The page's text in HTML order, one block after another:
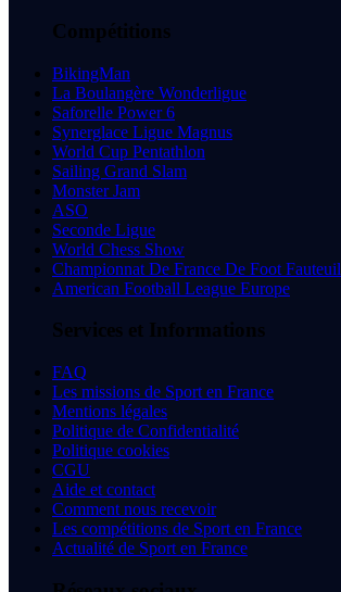
Compétitions
BikingMan
La Boulangère Wonderligue
Saforelle Power 6
Synerglace Ligue Magnus
World Cup Pentathlon
Sailing Grand Slam
Monster Jam
ASO
Seconde Ligue
World Chess Show
Championnat De France De Foot Fauteuil
American Football League Europe
Services et Informations
FAQ
Les missions de Sport en France
Mentions légales
Politique de Confidentialité
Politique cookies
CGU
Aide et contact
Comment nous recevoir
Les compétitions de Sport en France
Actualité de Sport en France